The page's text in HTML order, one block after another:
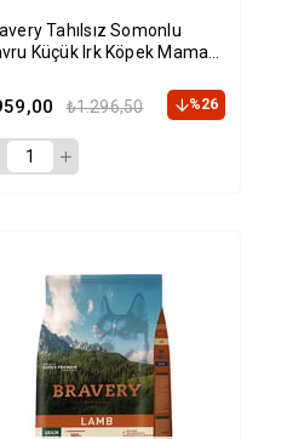
Tahılsız Somonlu
Küçük Irk Köpek Maması
₺1.296,50 %26